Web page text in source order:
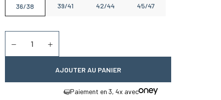
36/38 39/41 42/44 45/47
AJOUTER AU PANIER
Paiement en 3, 4x avec